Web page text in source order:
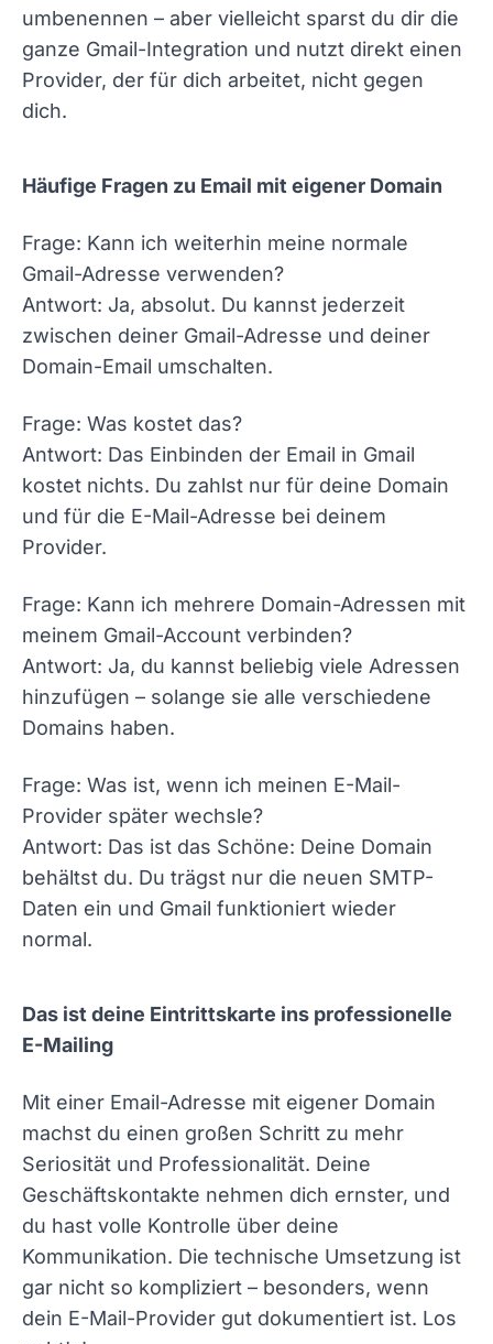
umbenennen – aber vielleicht sparst du dir die
ganze Gmail-Integration und nutzt direkt einen
Provider, der für dich arbeitet, nicht gegen
dich.
Häufige Fragen zu Email mit eigener Domain
Frage: Kann ich weiterhin meine normale
Gmail-Adresse verwenden?
Antwort: Ja, absolut. Du kannst jederzeit
zwischen deiner Gmail-Adresse und deiner
Domain-Email umschalten.
Frage: Was kostet das?
Antwort: Das Einbinden der Email in Gmail
kostet nichts. Du zahlst nur für deine Domain
und für die E-Mail-Adresse bei deinem
Provider.
Frage: Kann ich mehrere Domain-Adressen mit
meinem Gmail-Account verbinden?
Antwort: Ja, du kannst beliebig viele Adressen
hinzufügen – solange sie alle verschiedene
Domains haben.
Frage: Was ist, wenn ich meinen E-Mail-
Provider später wechsle?
Antwort: Das ist das Schöne: Deine Domain
behältst du. Du trägst nur die neuen SMTP-
Daten ein und Gmail funktioniert wieder
normal.
Das ist deine Eintrittskarte ins professionelle
E-Mailing
Mit einer Email-Adresse mit eigener Domain
machst du einen großen Schritt zu mehr
Seriosität und Professionalität. Deine
Geschäftskontakte nehmen dich ernster, und
du hast volle Kontrolle über deine
Kommunikation. Die technische Umsetzung ist
gar nicht so kompliziert – besonders, wenn
dein E-Mail-Provider gut dokumentiert ist. Los